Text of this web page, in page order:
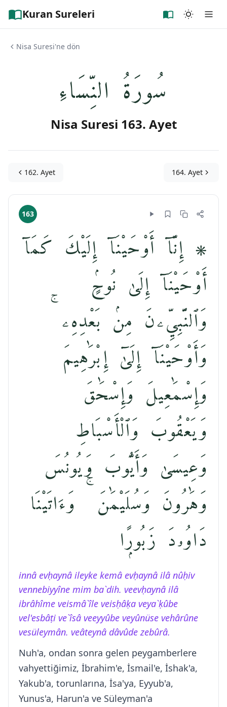
Kuran Sureleri
Nisa Suresi'ne dön
سُورَةُ النِّسَاءِ
Nisa Suresi 163. Ayet
162. Ayet 164. Ayet
163
۞ إِنَّآ أَوْحَيْنَآ إِلَيْكَ كَمَآ
أَوْحَيْنَآ إِلَىٰ نُوحٍۢ
وَٱلنَّبِيِّۦنَ مِنۢ بَعْدِهِۦ ۚ
وَأَوْحَيْنَآ إِلَىٰٓ إِبْرَٰهِيمَ
وَإِسْمَٰعِيلَ وَإِسْحَٰقَ
وَيَعْقُوبَ وَٱلْأَسْبَاطِ
وَعِيسَىٰ وَأَيُّوبَ وَيُونُسَ
وَهَٰرُونَ وَسُلَيْمَٰنَ ۚ وَءَاتَيْنَا
دَاوُۥدَ زَبُورًۭا
innâ evḥaynâ ileyke kemâ evḥaynâ ilâ nûḥiv
vennebiyyîne mim ba`dih. veevḥaynâ ilâ
ibrâhîme veismâ`île veisḥâḳa veya`ḳûbe
vel'esbâṭi ve`îsâ veeyyûbe veyûnüse vehârûne
vesüleymân. veâteynâ dâvûde zebûrâ.
Nuh'a, ondan sonra gelen peygamberlere
vahyettiğimiz, İbrahim'e, İsmail'e, İshak'a,
Yakub'a, torunlarına, İsa'ya, Eyyub'a,
Yunus'a, Harun'a ve Süleyman'a